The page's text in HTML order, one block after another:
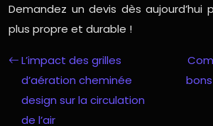
Demandez un devis dès aujourd’hui
plus propre et durable !
L’impact des grilles
d’aération cheminée
design sur la circulation
de l’air